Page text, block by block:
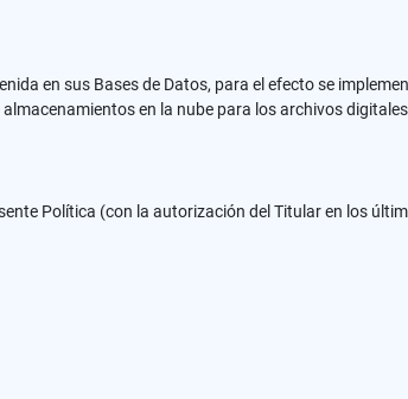
en sus Bases de Datos, para el efecto se
en la nube para los archivos
Política (con la autorización del Titular en los